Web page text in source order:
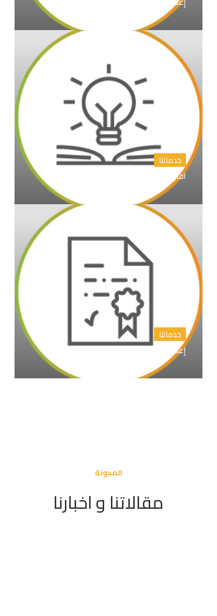
خدماتنا
اقتراح عناوين رسائل الماجستير والدكتوراة
خدماتنا
إعداد المقترح البحثي خطة البحث
المدونة
مقالاتنا و اخبارنا